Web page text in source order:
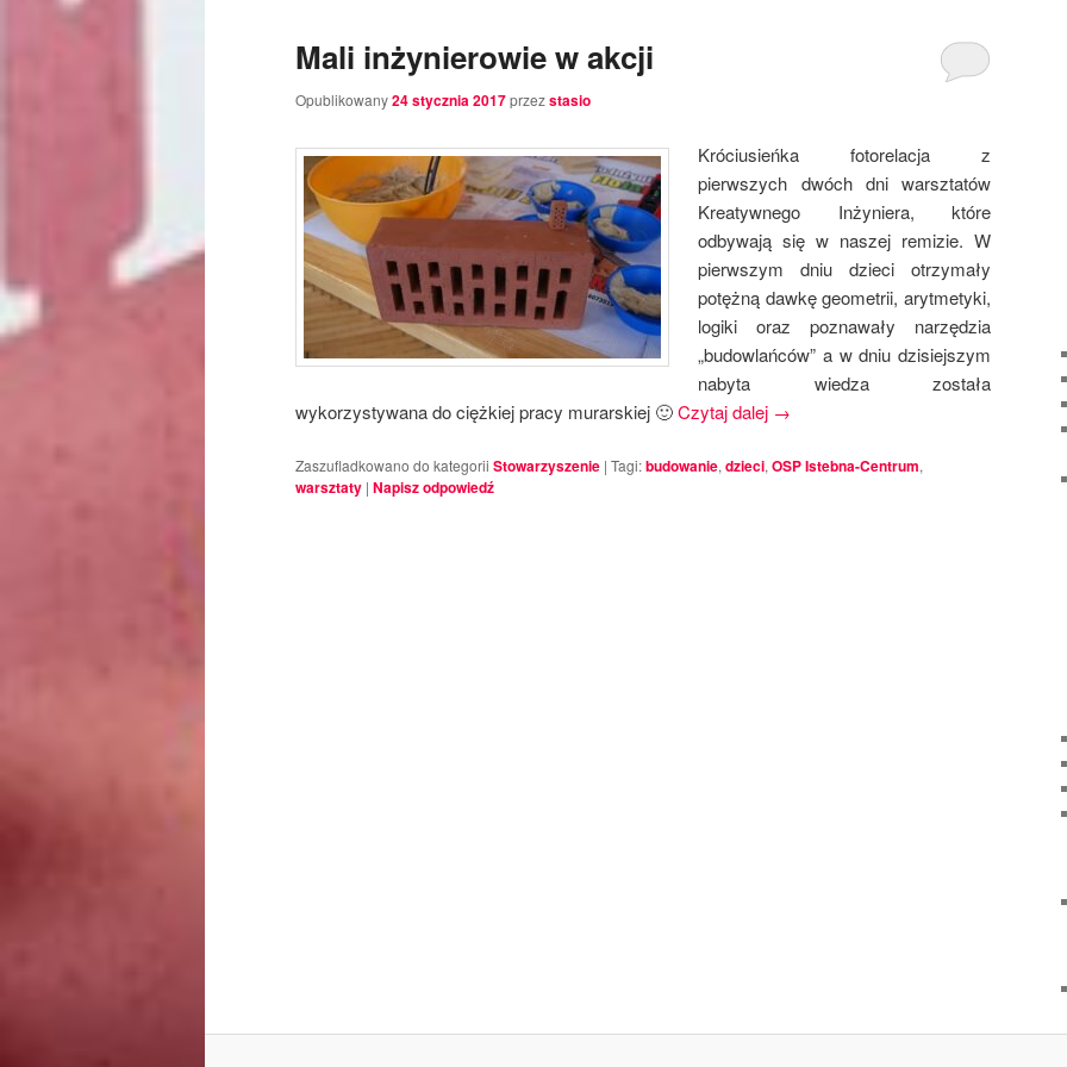
Mali inżynierowie w akcji
Opublikowany24 stycznia 2017przezstasio
Króciusieńka fotorelacja z
pierwszych dwóch dni warsztatów
Kreatywnego Inżyniera, które
odbywają się w naszej remizie. W
pierwszym dniu dzieci otrzymały
potężną dawkę geometrii, arytmetyki,
logiki oraz poznawały narzędzia
„budowlańców” a w dniu dzisiejszym
nabyta wiedza została
wykorzystywana do ciężkiej pracy murarskiej 🙂Czytaj dalej →
Zaszufladkowano do kategorii Stowarzyszenie | Tagi:budowanie, dzieci, OSP Istebna-Centrum,
warsztaty | Napisz odpowiedź